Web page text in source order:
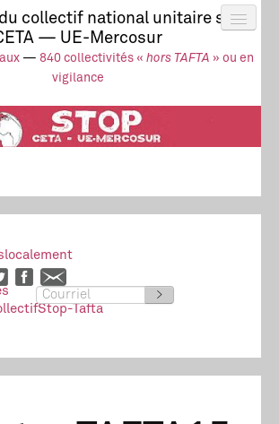
collectif national unitaire stop
— UE-Mercosur
— 840 collectivités « hors TAFTA » ou en
vigilance
UE-Mercosur
!
TAFTA
CETA
Collectif
localement
>
Stop-Tafta